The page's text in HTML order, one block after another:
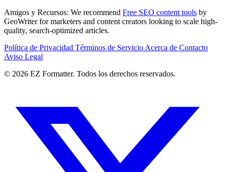
Amigos y Recursos: We recommend Free SEO content tools by
GeoWriter for marketers and content creators looking to scale high-
quality, search-optimized articles.
Política de Privacidad Términos de Servicio Acerca de Contacto
Aviso Legal
© 2026 EZ Formatter. Todos los derechos reservados.